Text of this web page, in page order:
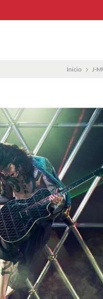
Inicio J-